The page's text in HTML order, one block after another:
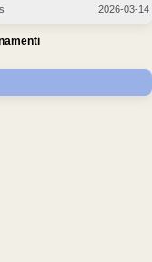
2026-03-14